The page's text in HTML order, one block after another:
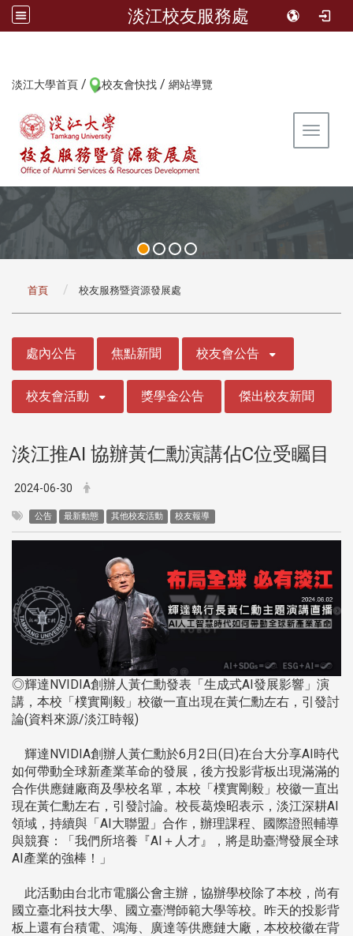
淡江校友服務處
淡江大學首頁 / 校友會快找 / 網站導覽
Toggle
首頁 校友服務暨資源發展處
處內公告 焦點新聞 校友會公告
校友會活動 獎學金公告 傑出校友新聞
淡江推AI 協辦黃仁勳演講佔C位受矚目
2024-06-30
公告 最新動態 其他校友活動 校友報導
◎輝達NVIDIA創辦人黃仁勳發表「生成式AI發展影響」演
講，本校「樸實剛毅」校徽一直出現在黃仁勳左右，引發討
論(資料來源/淡江時報)
輝達NVIDIA創辦人黃仁勳於6月2日(日)在台大分享AI時代
如何帶動全球新產業革命的發展，後方投影背板出現滿滿的
合作供應鏈廠商及學校名單，本校「樸實剛毅」校徽一直出
現在黃仁勳左右，引發討論。校長葛煥昭表示，淡江深耕AI
領域，持續與「AI大聯盟」合作，辦理課程、國際證照輔導
與競賽：「我們所培養『AI＋人才』，將是助臺灣發展全球
AI產業的強棒！」
此活動由台北市電腦公會主辦，協辦學校除了本校，尚有
國立臺北科技大學、國立臺灣師範大學等校。昨天的投影背
板上還有台積電、鴻海、廣達等供應鏈大廠，本校校徽在背